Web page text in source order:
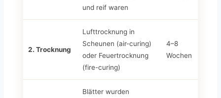
und reif waren
2. Trocknung
Lufttrocknung in
Scheunen (air-curing)
oder Feuertrocknung
(fire-curing)
4–8
Wochen
Blätter wurden